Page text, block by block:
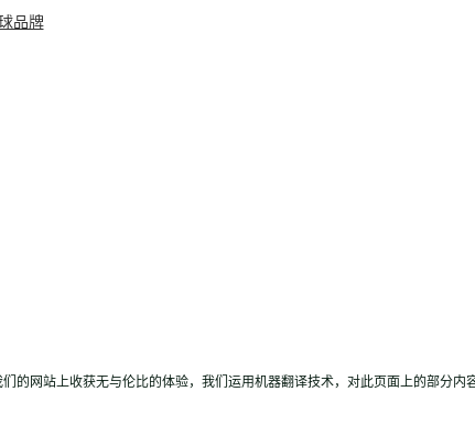
品牌
的网站上收获无与伦比的体验，我们运用机器翻译技术，对此页面上的部分内